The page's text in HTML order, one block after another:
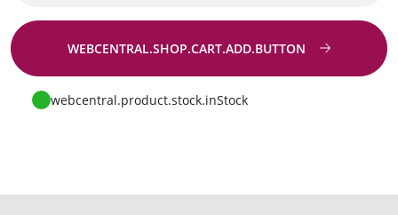
WEBCENTRAL.SHOP.CART.ADD.BUTTON
Zur Anfrage
webcentral.product.stock.inStock